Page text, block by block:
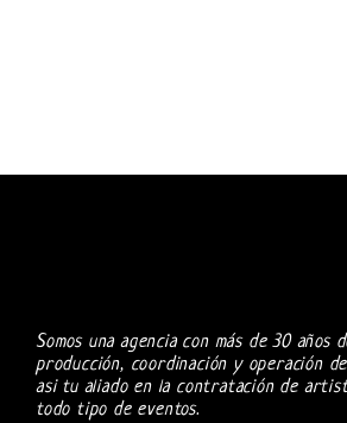
Somos una agencia con más de 30 años
producción, coordinación y operación
asi tu aliado en la contratación de
todo tipo de eventos.